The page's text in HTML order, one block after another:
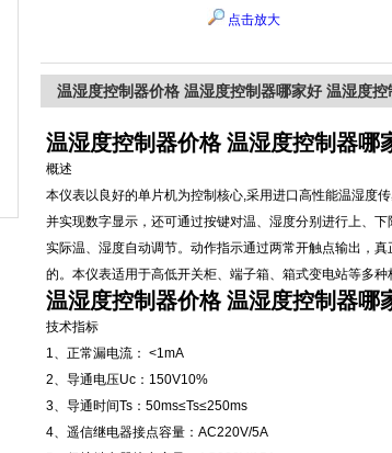
点击放大
温湿度控制器价格 温湿度控制器哪家好 温湿度控
温湿度控制器价格 温湿度控制器哪
概述
本仪表以良好的单片机为控制核心,采用进口高性能温湿度
并实现数字显示，还可通过按键对温、湿度分别进行上、
实际温、湿度自动调节。动作指示通过两常开触点输出，
的。本仪表适用于高低开关柜、端子箱、箱式变电站等多种
温湿度控制器价格 温湿度控制器哪
技术指标
1、正常漏电流： <1mA
2、导通电压Uc：150V10%
3、导通时间Ts：50ms≤Ts≤250ms
4、遥信继电器接点容量：AC220V/5A